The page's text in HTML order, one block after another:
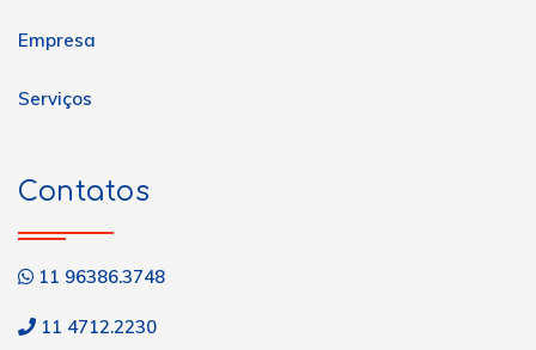
Empresa
Serviços
Contatos
11 96386.3748
11 4712.2230